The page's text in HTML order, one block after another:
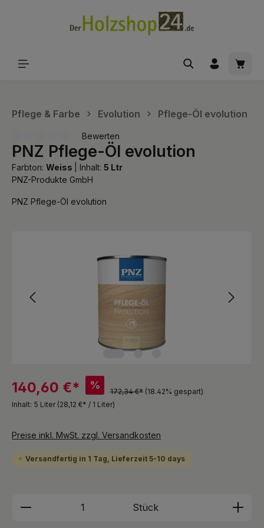
Pflege & Farbe Evolution Pflege-Öl evolution
Durchschnittliche Bewertung von 0 von 5 Sternen
Bewerten
PNZ Pflege-Öl evolution
Farbton: Weiss Inhalt: 5 Ltr
PNZ-Produkte GmbH
PNZ Pflege-Öl evolution
140,60 €* %
172,34 €* (18.42% gespart)
Inhalt: 5 Liter (28,12 €* / 1 Liter)
Preise inkl. MwSt. zzgl. Versandkosten
Versandfertig in 1 Tag, Lieferzeit 5-10 days
Produkt Anzahl: Gib den
Stück